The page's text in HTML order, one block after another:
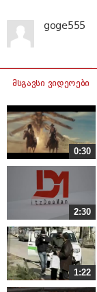
goge555
მსგავსი ვიდეოები
0:30
2:30
1:22